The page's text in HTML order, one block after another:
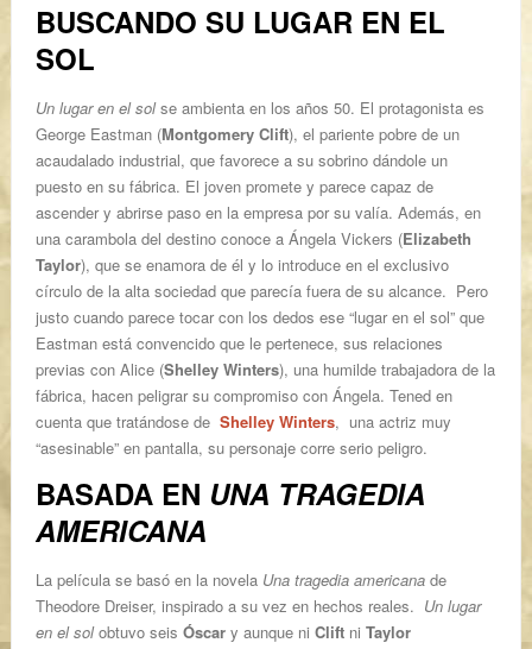
BUSCANDO SU LUGAR EN EL
SOL
Un lugar en el solse ambienta en los años 50. El protagonista es
George Eastman (Montgomery Clift), el pariente pobre de un
acaudalado industrial, que favorece a su sobrino dándole un
puesto en su fábrica. El joven promete y parece capaz de
ascender y abrirse paso en la empresa por su valía. Además, en
una carambola del destino conoce a Ángela Vickers (Elizabeth
Taylor), que se enamora de él y lo introduce en el exclusivo
círculo de la alta sociedad que parecía fuera de su alcance. Pero
justo cuando parece tocar con los dedos ese “lugar en el sol” que
Eastman está convencido que le pertenece, sus relaciones
previas con Alice (Shelley Winters), una humilde trabajadora de la
fábrica, hacen peligrar su compromiso con Ángela. Tened en
cuenta que tratándose de Shelley Winters, una actriz muy
“asesinable” en pantalla, su personaje corre serio peligro.
BASADA EN UNA TRAGEDIA
AMERICANA
La película se basó en la novela Una tragedia americana de
Theodore Dreiser, inspirado a su vez en hechos reales. Un lugar
en el solobtuvo seis Óscar y aunque ni Clift ni Taylor